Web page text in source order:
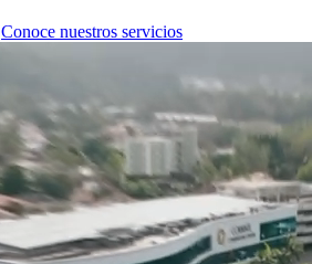
Conoce nuestros servicios